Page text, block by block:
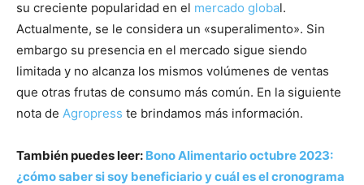
su creciente popularidad en el mercado global.
Actualmente, se le considera un «superalimento». Sin
embargo su presencia en el mercado sigue siendo
limitada y no alcanza los mismos volúmenes de ventas
que otras frutas de consumo más común. En la siguiente
nota de Agropress te brindamos más información.
También puedes leer: Bono Alimentario octubre 2023:
¿cómo saber si soy beneficiario y cuál es el cronograma